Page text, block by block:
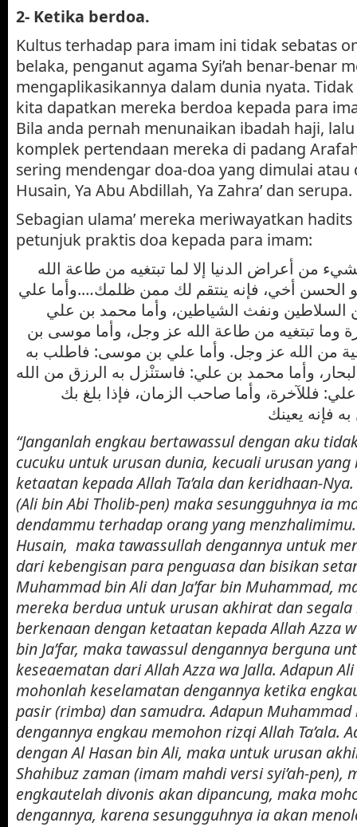
2- Ketika berdoa.
Kultus terhadap para imam ini tidak sebatas
belaka, penganut agama Syi’ah benar-benar
mengaplikasikannya dalam dunia nyata.
kita dapatkan mereka berdoa kepada para
Bila anda pernah menunaikan ibadah haji,
komplek pertendaan mereka di padang
sering mendengar doa-doa yang dimulai atau
Husain, Ya Abu Abdillah, Ya Zahra’ dan serupa.
Sebagian ulama’ mereka meriwayatkan
petunjuk praktis doa kepada para imam:
من أعراض الدنيا إلا لما تبتغيه من طاعة الله
الحسن أخي، فإنه ينتقم لك ممن ظلمك….وأما علي
السلاطين ونفث الشياطين، وأما محمد بن علي
وما تبتغيه من طاعة الله عز وجل، وأما موسى بن
من الله عز وجل. وأما علي بن موسى: فاطلب به
وأما محمد بن علي: فاستنْزل به الرزق من الله
فللآخرة، وأما صاحب الزمان، فإذا بلغ بك
“Janganlah engkau bertawassul dengan aku
cucuku untuk urusan dunia, kecuali urusan
ketaatan kepada Allah Ta’ala dan keridhaan-
(Ali bin Abi Tholib-pen) maka sesungguhnya ia
dendammu terhadap orang yang
Husain, maka tawassullah dengannya untuk
dari kebengisan para penguasa dan bisikan
Muhammad bin Ali dan Ja’far bin Muhammad,
mereka berdua untuk urusan akhirat dan
berkenaan dengan ketaatan kepada Allah Azza
bin Ja’far, maka tawassul dengannya berguna
keseaematan dari Allah Azza wa Jalla. Adapun
mohonlah keselamatan dengannya ketika
pasir (rimba) dan samudra. Adapun Muhammad
dengannya engkau memohon rizqi Allah Ta’ala.
dengan Al Hasan bin Ali, maka untuk urusan
Shahibuz zaman (imam mahdi versi syi’ah-pen),
engkautelah divonis akan dipancung, maka
dengannya, karena sesungguhnya ia akan